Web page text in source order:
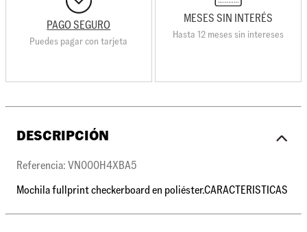
PAGO SEGURO
Puedes pagar con tarjeta
MESES SIN INTERÉS
Hasta 12 meses sin intereses
DESCRIPCIÓN
Referencia: VN000H4XBA5
Mochila fullprint checkerboard en poliéster.CARACTERISTICAS